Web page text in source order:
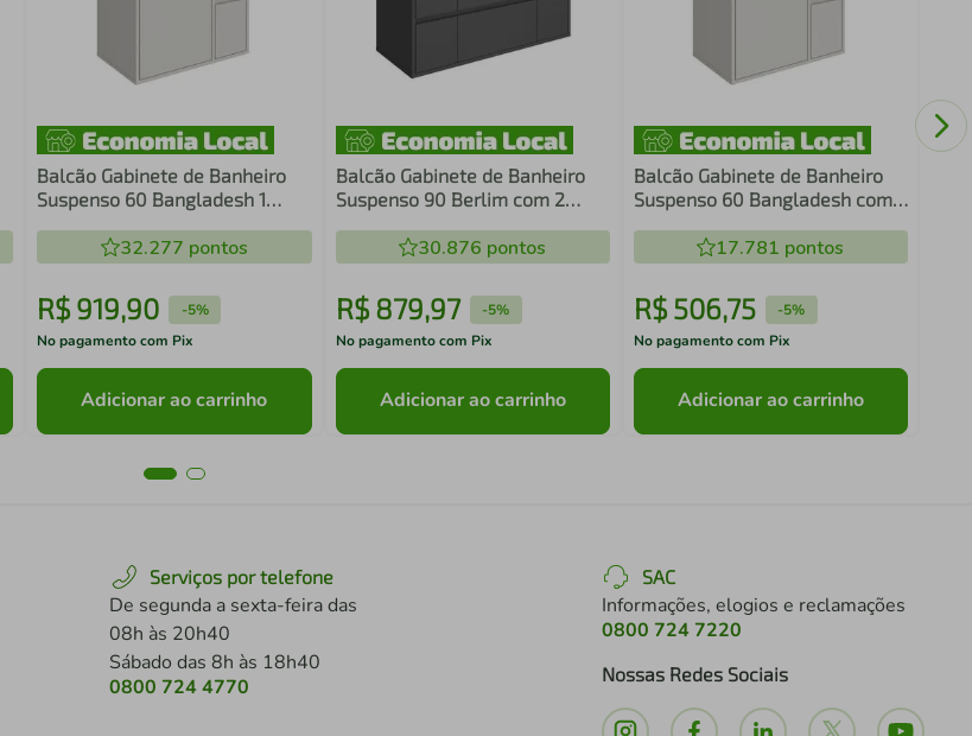
Balcão Gabinete de Banheiro
Suspenso 60 Bangladesh 1
Cuba Branca32.277 pontos
R$919,90 -5%
No pagamento com Pix
Adicionar ao carrinho
Balcão Gabinete de Banheiro
Suspenso 90 Berlim com 2
30.876 pontos
R$ 879,97 -5%
No pagamento com Pix
Adicionar ao carrinho
Balcão Gabinete de Banheiro
Suspenso 60 Bangladesh com 1
17.781 pontos
R$ 506,75 -5%
No pagamento com Pix
Adicionar ao carrinho
Serviços por telefone
De segunda a sexta-feira das
08h às 20h40
Sábado das 8h às 18h40
0800 724 4770
SAC
Informações, elogios e reclamações
0800 724 7220
Nossas Redes Sociais